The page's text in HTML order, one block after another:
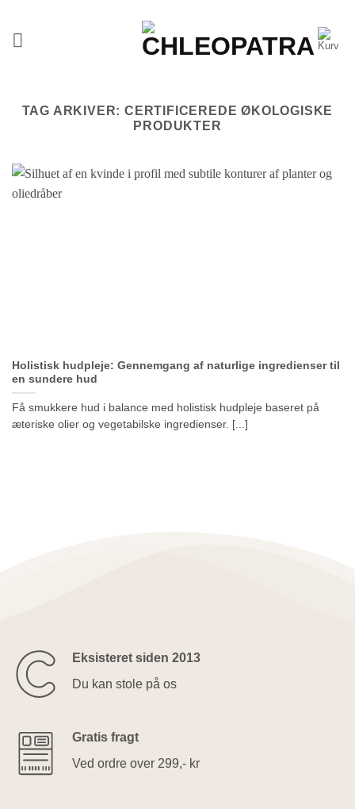
indhold
TAG ARKIVER:CERTIFICEREDE ØKOLOGISKE
PRODUKTER
Holistisk hudpleje: Gennemgang af naturlige ingredienser til
en sundere hud
Få smukkere hud i balance med holistisk hudpleje baseret på
æteriske olier og vegetabilske ingredienser. [...]
Eksisteret siden 2013
Du kan stole på os
Gratis fragt
Ved ordre over 299,- kr